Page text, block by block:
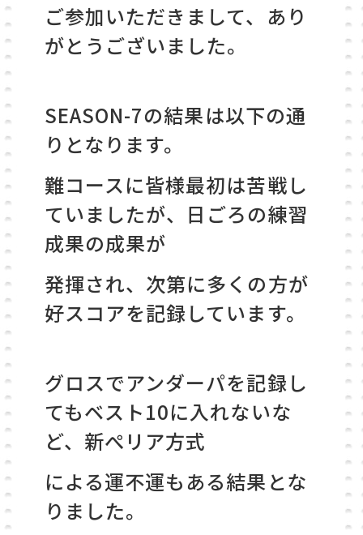
ご参加いただきまして、 あり
がとうございました。
SEASON-7の結果は以下の通
りとなります。
難コースに皆様最初は苦戦し
ていましたが、日ごろの練習
成果の成果が
発揮され、 次第に多くの方が
好スコアを記録しています。
グロスでアンダーパを記録し
てもベスト10に入れないな
ど、新ぺリア方式
による運不運もある結果とな
りました。